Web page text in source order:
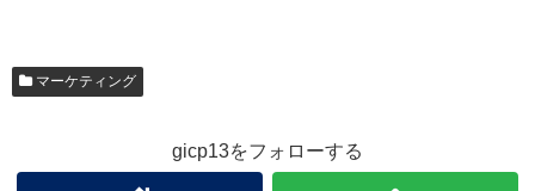
マーケティング
gicp13をフォローする